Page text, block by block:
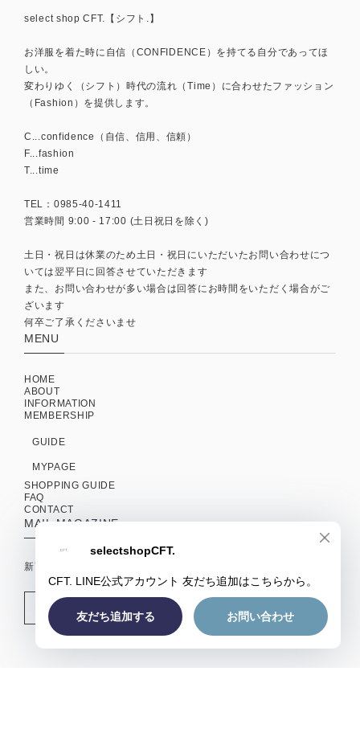
select shop CFT.【シフト.】
お洋服を着た時に自信（CONFIDENCE）を持てる自分であってほ
しい。
変わりゆく（シフト）時代の流れ（Time）に合わせたファッション
（Fashion）を提供します。
C...confidence（自信、信用、信頼）
F...fashion
T...time
TEL：0985-40-1411
営業時間 9:00 - 17:00 (土日祝日を除く)
土日・祝日は休業のため土日・祝日にいただいたお問い合わせにつ
いては翌平日に回答させていただきます
また、お問い合わせが多い場合は回答にお時間をいただく場合がご
ざいます
何卒ご了承くださいませ
MENU
HOME
ABOUT
INFORMATION
MEMBERSHIP
GUIDE
MYPAGE
SHOPPING GUIDE
FAQ
CONTACT
MAIL MAGAZINE
新商品やキャンペーンの最新情報を配信中！